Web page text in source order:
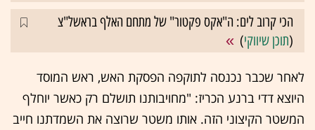
הכי קרוב לים: ה"אקס פקטור" של מתחם האלף בראשל"צ
(תוכן שיווקי)
לאחר שכבר נכנסה לתוקפה הפסקת האש, ראש המוסד
היוצא דדי ברנע הכריז: "מחויבותנו תושלם רק כאשר יוחלף
המשטר הקיצוני הזה. אותו משטר שרוצה את השמדתנו חייב